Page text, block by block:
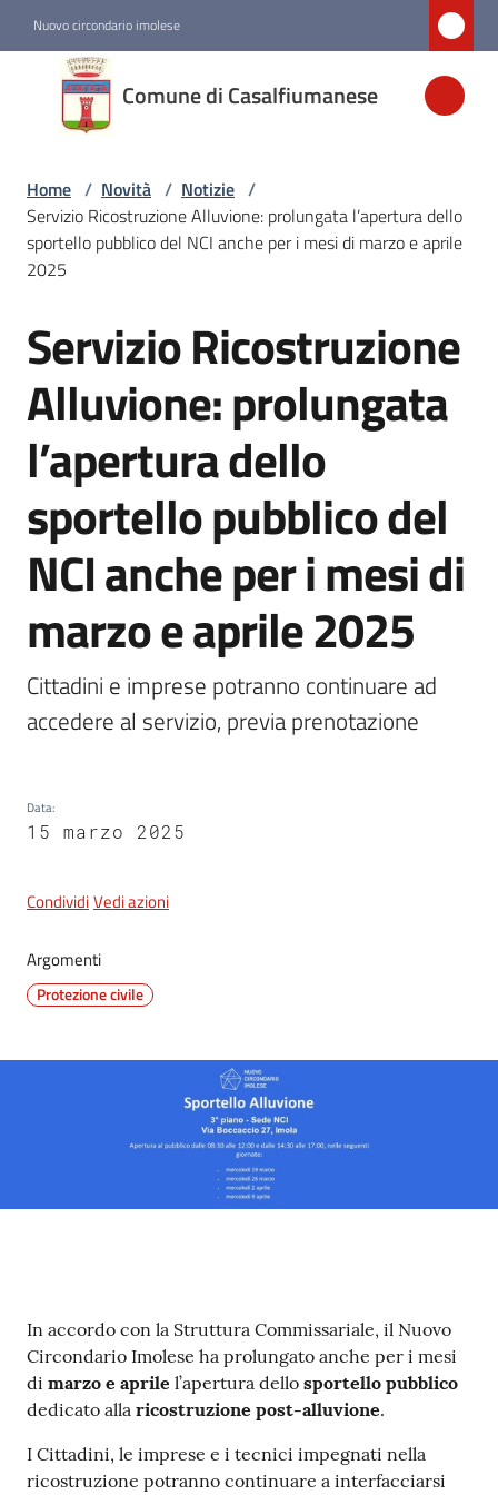
Nuovo circondario imolese
Comune di Casalfiumanese
Comune di
Casalfiumanese
Amministrazione
Novità
Servizi
Vivere
Casalfiumanese
on-
line
gli
argomenti
Home / Novità / Notizie /
Servizio Ricostruzione Alluvione: prolungata l’apertura dello
sportello pubblico del NCI anche per i mesi di marzo e aprile
2025
Salta al contenuto
Servizio Ricostruzione
Alluvione: prolungata
l’apertura dello
sportello pubblico del
NCI anche per i mesi di
marzo e aprile 2025
Cittadini e imprese potranno continuare ad
accedere al servizio, previa prenotazione
Data:
15 marzo 2025
CondividiVedi azioni
Argomenti
Protezione civile
Contenuto
In accordo con la Struttura Commissariale, il Nuovo
Circondario Imolese ha prolungato anche per i mesi
di marzo e aprile l’apertura dello sportello pubblico
dedicato alla ricostruzione post-alluvione.
I Cittadini, le imprese e i tecnici impegnati nella
ricostruzione potranno continuare a interfacciarsi